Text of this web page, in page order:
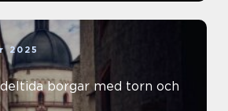
2025
borgar med torn och